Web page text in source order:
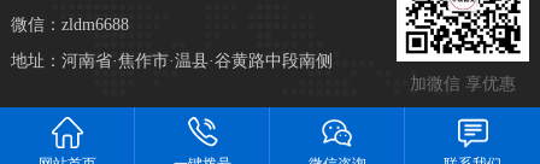
加微信 享优惠
微信：zldm6688
地址：河南省·焦作市·温县·谷黄路中段南侧